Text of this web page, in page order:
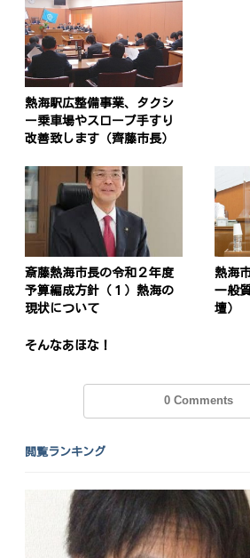
熱海駅広整備事業、タクシ
ー乗車場やスロープ手すり
改善致します（齊藤市長）
斎藤熱海市長の令和２年度
予算編成方針（１）熱海の
現状について
熱海
一般
壇）
そんなあほな！
0 Comments
閲覧ランキング